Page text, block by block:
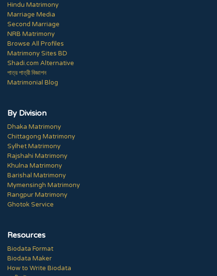
Hindu Matrimony
Marriage Media
Second Marriage
NRB Matrimony
Browse All Profiles
Matrimony Sites BD
Shadi.com Alternative
পাত্র পাত্রী বিজ্ঞাপন
Matrimonial Blog
By Division
Dhaka Matrimony
Chittagong Matrimony
Sylhet Matrimony
Rajshahi Matrimony
Khulna Matrimony
Barishal Matrimony
Mymensingh Matrimony
Rangpur Matrimony
Ghotok Service
Resources
Biodata Format
Biodata Maker
How to Write Biodata